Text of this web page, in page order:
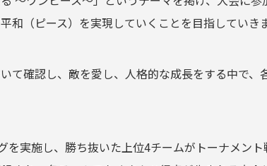
和（ピース）を実現していくことを目指していき
て確認し、敵を愛し、人格的な成長をする中で
を実施し、勝ち抜いた上位4チームがトーナメン